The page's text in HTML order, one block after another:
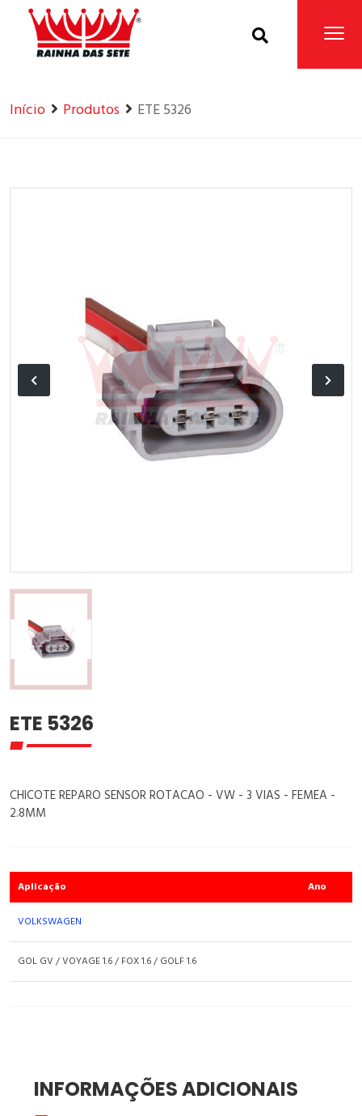
Home Produtos
Início Produtos ETE 5326
ETE 5326
CHICOTE REPARO SENSOR ROTACAO - VW - 3 VIAS - FEMEA -
2.8MM
Aplicação Ano
VOLKSWAGEN
GOL GV / VOYAGE 1.6 / FOX 1.6 / GOLF 1.6
INFORMAÇÕES ADICIONAIS